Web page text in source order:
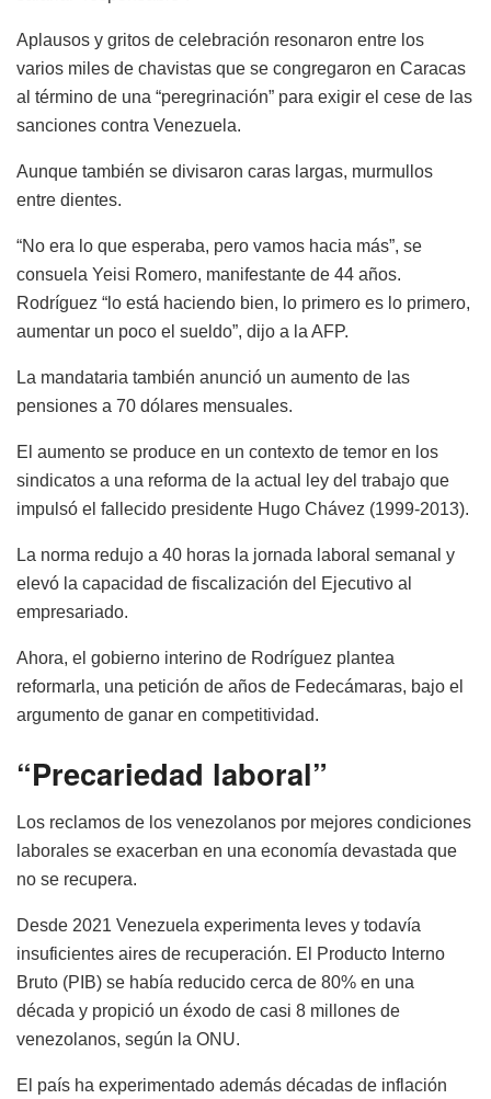
Aplausos y gritos de celebración resonaron entre los
varios miles de chavistas que se congregaron en Caracas
al término de una “peregrinación” para exigir el cese de las
sanciones contra Venezuela.
Aunque también se divisaron caras largas, murmullos
entre dientes.
“No era lo que esperaba, pero vamos hacia más”, se
consuela Yeisi Romero, manifestante de 44 años.
Rodríguez “lo está haciendo bien, lo primero es lo primero,
aumentar un poco el sueldo”, dijo a la AFP.
La mandataria también anunció un aumento de las
pensiones a 70 dólares mensuales.
El aumento se produce en un contexto de temor en los
sindicatos a una reforma de la actual ley del trabajo que
impulsó el fallecido presidente Hugo Chávez (1999-2013).
La norma redujo a 40 horas la jornada laboral semanal y
elevó la capacidad de fiscalización del Ejecutivo al
empresariado.
Ahora, el gobierno interino de Rodríguez plantea
reformarla, una petición de años de Fedecámaras, bajo el
argumento de ganar en competitividad.
“Precariedad laboral”
Los reclamos de los venezolanos por mejores condiciones
laborales se exacerban en una economía devastada que
no se recupera.
Desde 2021 Venezuela experimenta leves y todavía
insuficientes aires de recuperación. El Producto Interno
Bruto (PIB) se había reducido cerca de 80% en una
década y propició un éxodo de casi 8 millones de
venezolanos, según la ONU.
El país ha experimentado además décadas de inflación